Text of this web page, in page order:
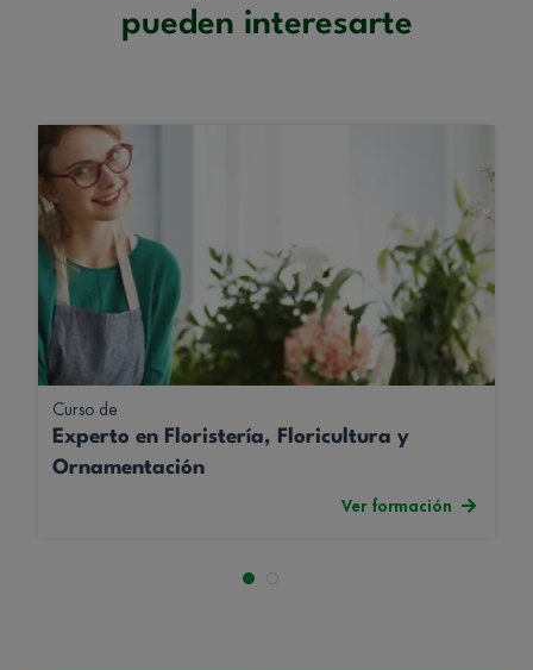
pueden interesarte
Curso de
Experto en Floristería, Floricultura y
Ornamentación
Ver formación